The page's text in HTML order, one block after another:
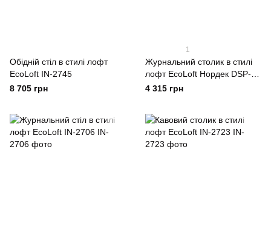
Обідній стіл в стилі лофт
EcoLoft IN-2745
8 705 грн
1
Журнальний столик в стилі
лофт EcoLoft Нордек DSP-
1448
4 315 грн